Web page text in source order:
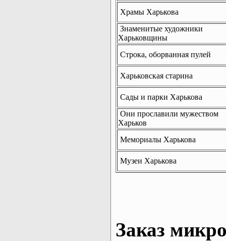
Храмы Харькова
Знаменитые художники
Харьковщины
Строка, оборванная пулей
Харьковская старина
Сады и парки Харькова
Они прославили мужеством
Харьков
Мемориалы Харькова
Музеи Харькова
Заказ